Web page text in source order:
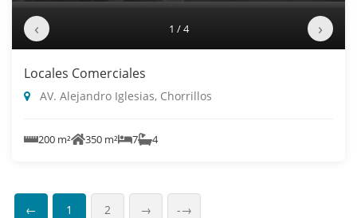
‹ 1 / 4 ›
Locales Comerciales
AV. Alejandro Iglesias, Chorrillos
200 m² 350 m² 7 4
← 1 2 → -→